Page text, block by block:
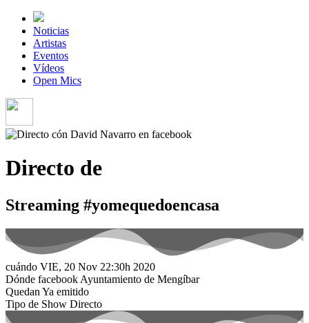
Noticias
Artistas
Eventos
Vídeos
Open Mics
Directo de
Streaming #yomequedoencasa
cuándo VIE, 20 Nov 22:30h 2020
Dónde facebook Ayuntamiento de Mengíbar
Quedan Ya emitido
Tipo de Show Directo